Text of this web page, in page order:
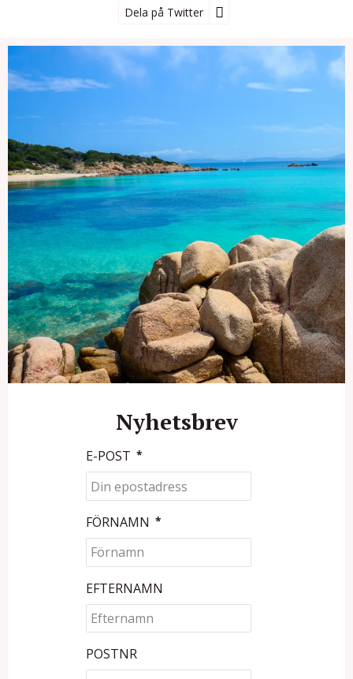
Dela på Twitter
Nyhetsbrev
E-POST *
FÖRNAMN *
EFTERNAMN
POSTNR